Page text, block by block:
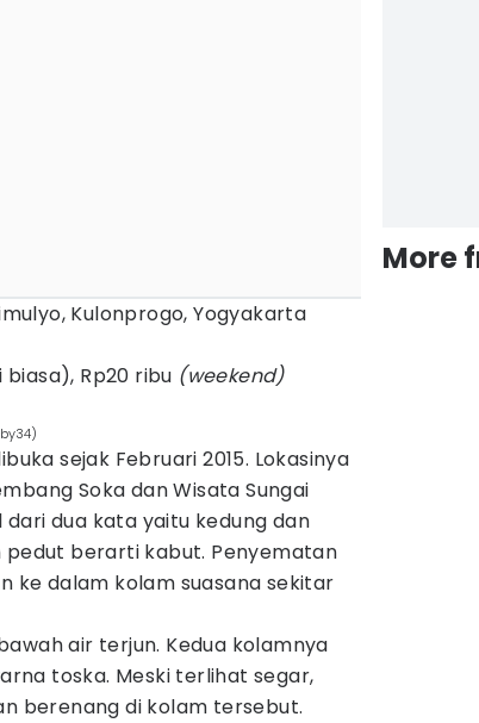
Kulonprogo, Yogyakarta
biasa), Rp20 ribu (weekend)
sejak Februari 2015. Lokasinya
Soka dan Wisata Sungai
dua kata yaitu kedung dan
berarti kabut. Penyematan
ke dalam kolam suasana sekitar
air terjun. Kedua kolamnya
toska. Meski terlihat segar,
berenang di kolam tersebut.
More